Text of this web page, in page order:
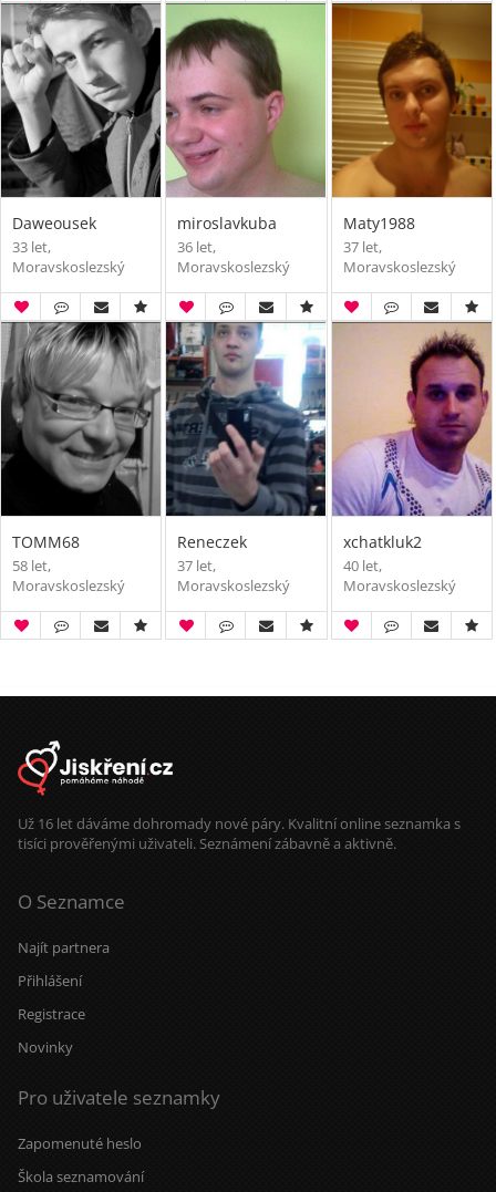
Daweousek
33 let,
Moravskoslezský
miroslavkuba
36 let,
Moravskoslezský
Maty1988
37 let,
Moravskoslezský
TOMM68
58 let,
Moravskoslezský
Reneczek
37 let,
Moravskoslezský
xchatkluk2
40 let,
Moravskoslezský
Už 16 let dáváme dohromady nové páry. Kvalitní online seznamka s
tisíci prověřenými uživateli. Seznámení zábavně a aktivně.
O Seznamce
Najít partnera
Přihlášení
Registrace
Novinky
Pro uživatele seznamky
Zapomenuté heslo
Škola seznamování